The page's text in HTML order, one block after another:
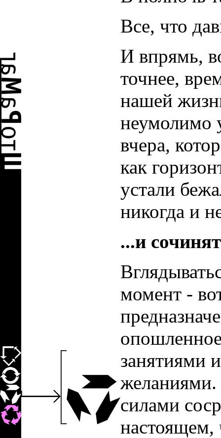
Все, что
И впрямь,
точнее,
нашей
неумолимо
вчера,
как
устали
никогда и
...и
момент -
занятиями
желаниями.
силами
настоящем,